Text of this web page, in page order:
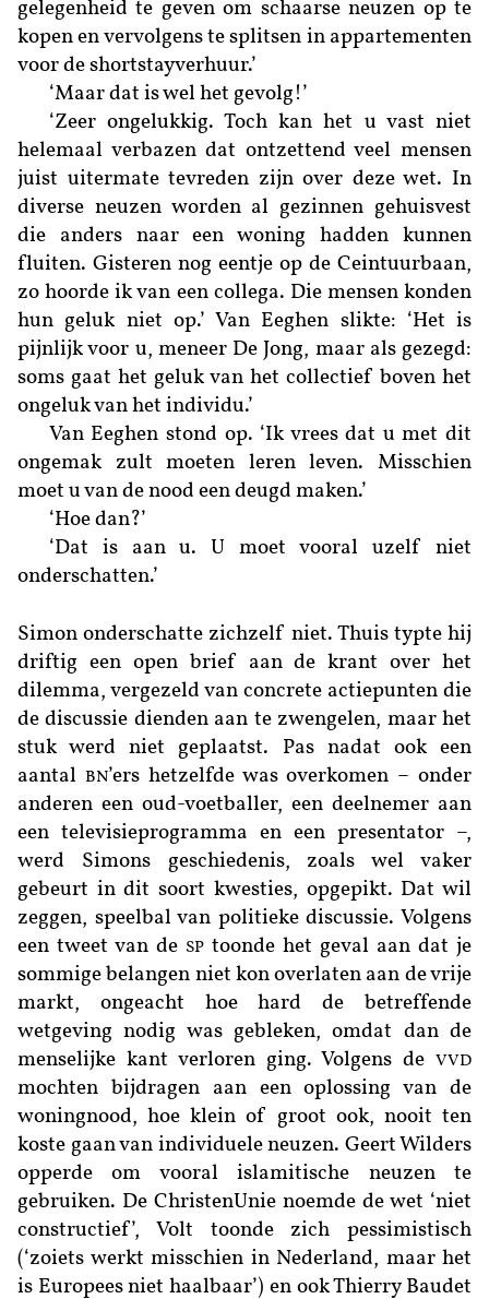
gelegenheid te geven om schaarse neuzen op te
kopen en vervolgens te splitsen in appartementen
voor de shortstayverhuur.’
‘Maar dat is wel het gevolg!’
‘Zeer ongelukkig. Toch kan het u vast niet
helemaal verbazen dat ontzettend veel mensen
juist uitermate tevreden zijn over deze wet. In
diverse neuzen worden al gezinnen gehuisvest
die anders naar een woning hadden kunnen
fluiten. Gisteren nog eentje op de Ceintuurbaan,
zo hoorde ik van een collega. Die mensen konden
hun geluk niet op.’ Van Eeghen slikte: ‘Het is
pijnlijk voor u, meneer De Jong, maar als gezegd:
soms gaat het geluk van het collectief boven het
ongeluk van het individu.’
Van Eeghen stond op. ‘Ik vrees dat u met dit
ongemak zult moeten leren leven. Misschien
moet u van de nood een deugd maken.’
‘Hoe dan?’
‘Dat is aan u. U moet vooral uzelf niet
onderschatten.’
Simon onderschatte zichzelf niet. Thuis typte hij
driftig een open brief aan de krant over het
dilemma, vergezeld van concrete actiepunten die
de discussie dienden aan te zwengelen, maar het
stuk werd niet geplaatst. Pas nadat ook een
aantal
BN’ers hetzelfde was overkomen – onder
anderen een oud-voetballer, een deelnemer aan
een televisieprogramma en een presentator –,
werd Simons geschiedenis, zoals wel vaker
gebeurt in dit soort kwesties, opgepikt. Dat wil
zeggen, speelbal van politieke discussie. Volgens
een tweet van de SP toonde het geval aan dat je
sommige belangen niet kon overlaten aan de vrije
markt, ongeacht hoe hard de betreffende
wetgeving nodig was gebleken, omdat dan de
menselijke kant verloren ging. Volgens de
VVD
mochten bijdragen aan een oplossing van de
woningnood, hoe klein of groot ook, nooit ten
koste gaan van individuele neuzen. Geert Wilders
opperde om vooral islamitische neuzen te
gebruiken. De ChristenUnie noemde de wet ‘niet
constructief’, Volt toonde zich pessimistisch
(‘zoiets werkt misschien in Nederland, maar het
is Europees niet haalbaar’) en ook Thierry Baudet